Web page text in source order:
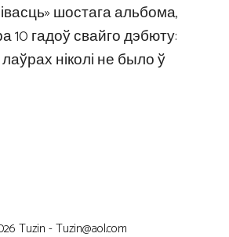
шостага альбома,
10 гадоў свайго дэбюту:
ніколі не было ў
Tuzin -Tuzin@aol.com